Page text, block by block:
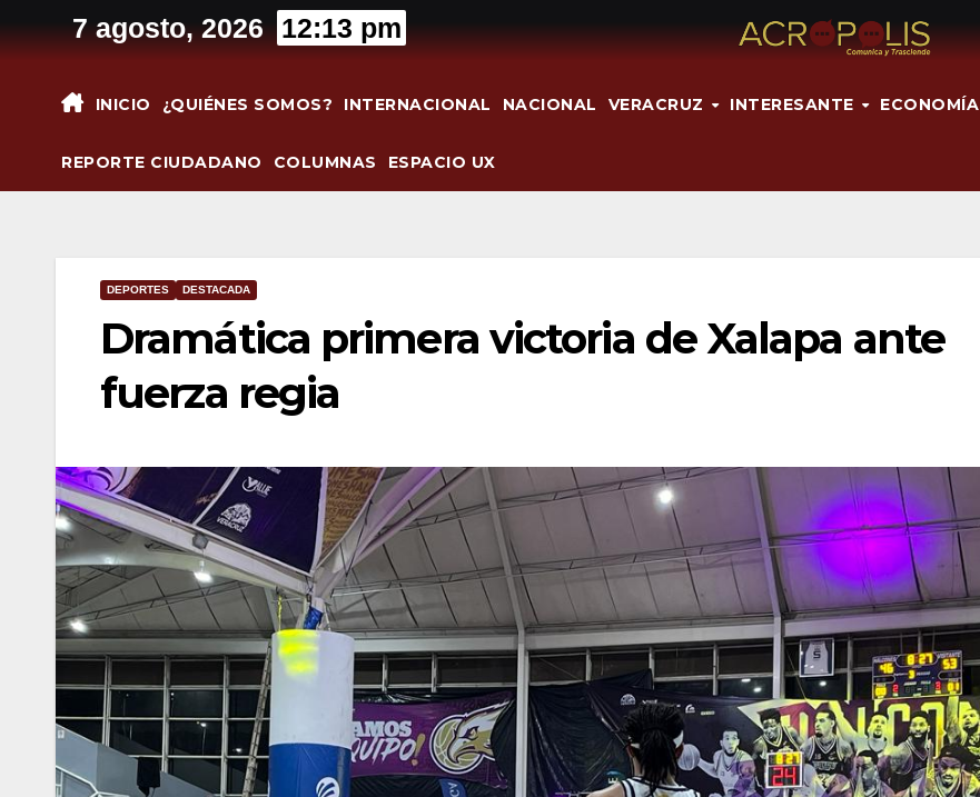
al
7 agosto, 2026 12:13 pm
INICIO ¿QUIÉNES SOMOS? INTERNACIONAL NACIONAL VERACRUZ INTERESANTE ECONOMÍA
REPORTE CIUDADANO COLUMNAS ESPACIO UX
DEPORTES DESTACADA
Dramática primera victoria de Xalapa ante
fuerza regia